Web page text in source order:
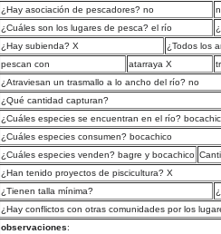
¿Hay asociación de pescadores? no
¿Cuáles son los lugares de pesca? el río
¿Hay subienda? X
¿Todos los
pescan con
atarraya X
¿Atraviesan un trasmallo a lo ancho del río? no
¿Qué cantidad capturan?
¿Cuáles especies se encuentran en el río?
¿Cuáles especies consumen? bocachico
¿Cuáles especies venden? bagre y bocachico
¿Han tenido proyectos de piscicultura? X
¿Tienen talla mínima?
¿Hay conflictos con otras comunidades por los
observaciones: